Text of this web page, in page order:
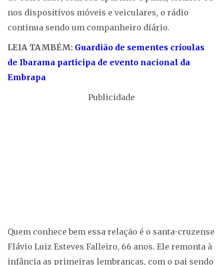
nos dispositivos móveis e veiculares, o rádio
continua sendo um companheiro diário.
LEIA TAMBÉM: Guardião de sementes crioulas
de Ibarama participa de evento nacional da
Embrapa
Publicidade
Quem conhece bem essa relação é o santa-cruzense
Flávio Luiz Esteves Falleiro, 66 anos. Ele remonta à
infância as primeiras lembranças, com o pai sendo